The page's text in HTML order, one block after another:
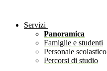
Servizi
Panoramica
Famiglie e studenti
Personale scolastico
Percorsi di studio